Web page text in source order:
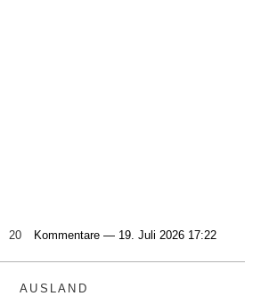
20 Kommentare — 19. Juli 2026 17:22
AUSLAND